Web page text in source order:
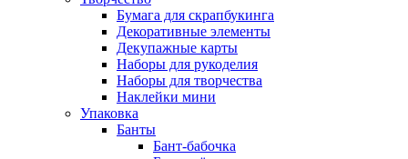
Бумага для скрапбукинга
Декоративные элементы
Декупажные карты
Наборы для рукоделия
Наборы для творчества
Наклейки мини
Упаковка
Банты
Бант-бабочка